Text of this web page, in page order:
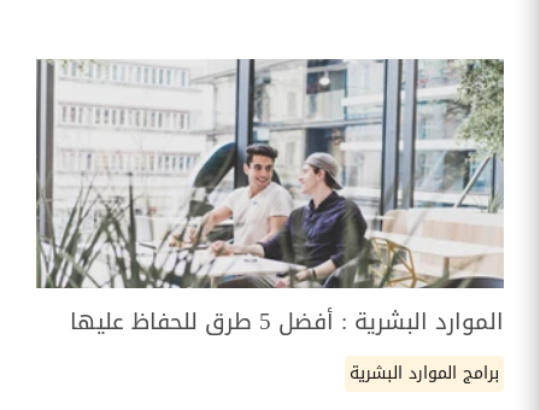
الموارد البشرية : أفضل 5 طرق للحفاظ عليها
برامج الموارد البشرية